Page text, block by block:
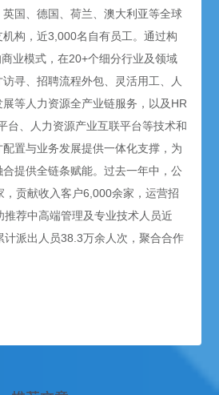
国、德国、荷兰、澳大利亚等全球
构，近3,000名自有员工。通过构
商业模式，在20+个细分行业及领域
寻、招聘流程外包、灵活用工、人
等人力资源全产业链服务，以及HR
台、人力资源产业互联平台等技术和
置与业务发展提供一体化支撑，为
提供全链条赋能。过去一年中，公
贡献收入客户6,000余家，运营招
荐中高端管理及专业技术人员近
计派出人员38.3万余人次，聚合合作